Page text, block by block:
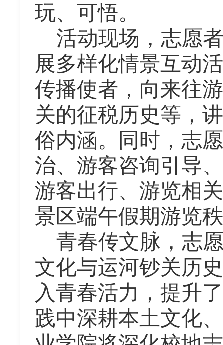
玩、可悟。
活动现场，志愿
展多样化情景互动
传播使者，向来往
关的征税历史等，
俗内涵。同时，志
治、游客咨询引导
游客出行、游览相
景区端午假期游览
青春传文脉，志
文化与运河钞关历
入青春活力，提升
践中深耕本土文化